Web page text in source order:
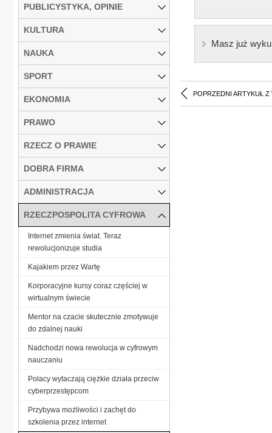
Masz już
POPRZEDNI ARTYKUŁ Z
PUBLICYSTYKA, OPINIE
KULTURA
NAUKA
SPORT
EKONOMIA
PRAWO
RZECZ O PRAWIE
DOBRA FIRMA
ADMINISTRACJA
RZECZPOSPOLITA CYFROWA
Internet zmienia świat. Teraz
rewolucjonizuje studia
Kajakiem przez Wartę
Korporacyjne kursy coraz częściej w
wirtualnym świecie
Mentor na czacie skutecznie zmotywuje
do zdalnej nauki
Nadchodzi nowa rewolucja w cyfrowym
nauczaniu
Polacy wytaczają ciężkie działa przeciw
cyberprzestępcom
Przybywa możliwości i zachęt do
szkolenia przez internet